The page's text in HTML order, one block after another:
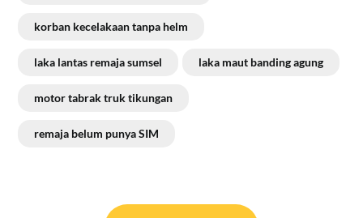
korban kecelakaan tanpa helm
laka lantas remaja sumsel laka maut banding agung
motor tabrak truk tikungan
remaja belum punya SIM